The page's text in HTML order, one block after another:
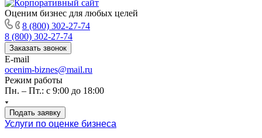
Оценим бизнес для любых целей
8 (800) 302-27-74
8 (800) 302-27-74
Заказать звонок
E-mail
ocenim-biznes@mail.ru
Режим работы
Пн. – Пт.: с 9:00 до 18:00
Подать заявку
Услуги по оценке бизнеса